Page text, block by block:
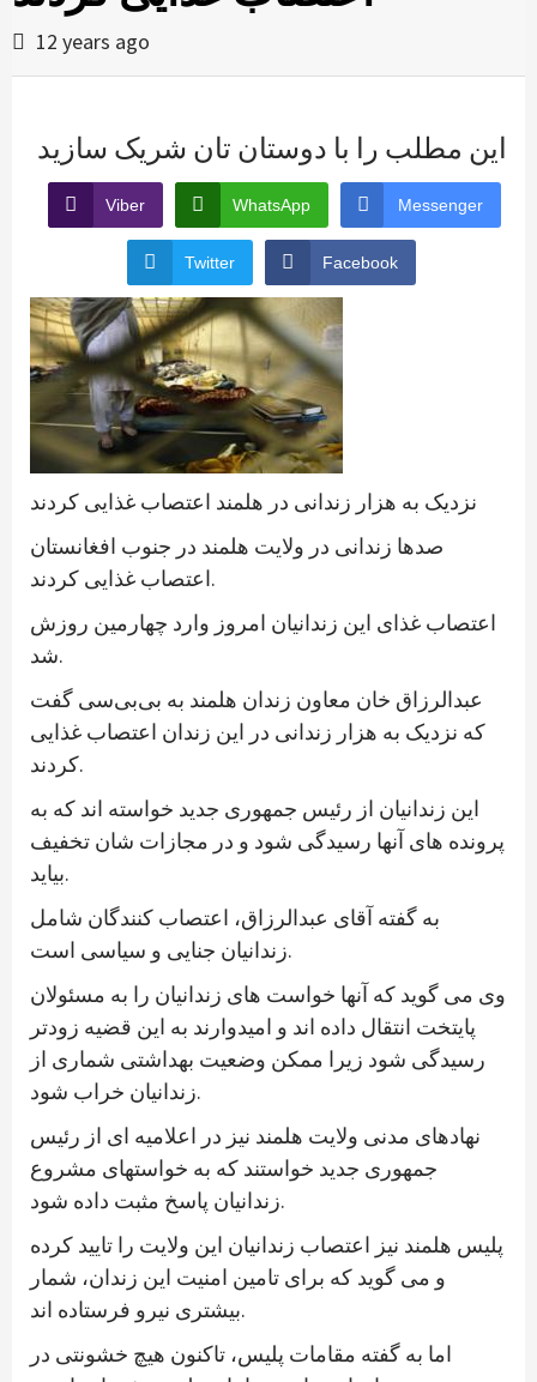
12 years ago
این مطلب را با دوستان تان شریک سازید
Viber WhatsApp Messenger
Twitter Facebook
نزدیک به هزار زندانی در هلمند اعتصاب غذایی کردند
صدها زندانی در ولایت هلمند در جنوب افغانستان
اعتصاب غذایی کردند.
اعتصاب غذای این زندانیان امروز وارد چهارمین روزش
شد.
عبدالرزاق خان معاون زندان هلمند به بی‌بی‌سی گفت
که نزدیک به هزار زندانی در این زندان اعتصاب غذایی
کردند.
این زندانیان از رئیس جمهوری جدید خواسته اند که به
پرونده های آنها رسیدگی شود و در مجازات شان تخفیف
بیاید.
به گفته آقای عبدالرزاق، اعتصاب کنندگان شامل
زندانیان جنایی و سیاسی است.
وی می گوید که آنها خواست های زندانیان را به مسئولان
پایتخت انتقال داده اند و امیدوارند به این قضیه زودتر
رسیدگی شود زیرا ممکن وضعیت بهداشتی شماری از
زندانیان خراب شود.
نهادهای مدنی ولایت هلمند نیز در اعلامیه ای از رئیس
جمهوری جدید خواستند که به خواستهای مشروع
زندانیان پاسخ مثبت داده شود.
پلیس هلمند نیز اعتصاب زندانیان این ولایت را تایید کرده
و می گوید که برای تامین امنیت این زندان، شمار
بیشتری نیرو فرستاده اند.
اما به گفته مقامات پلیس، تاکنون هیچ خشونتی در